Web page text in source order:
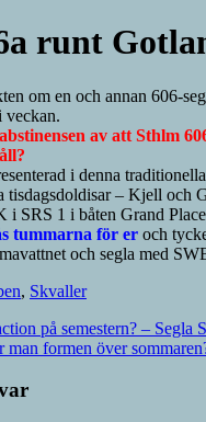
runt
om en och annan 606-
veckan.
av att Sthlm
i denna
tisdagsdoldisar – Kjell och
i SRS 1 i båten Grand
tummarna för er och
och segla med
, Skvaller
på semestern? – Segla
man formen över